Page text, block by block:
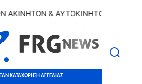
& ΑΥΤΟΚΙΝΗΤΩΝ | ΔΩΡΕΑΝ
ΚΑΤΑΧΩΡΗΣΗ ΑΓΓΕΛΙΑΣ